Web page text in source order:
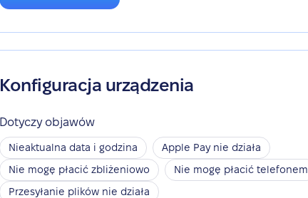
Konfiguracja urządzenia
Dotyczy objawów
Nieaktualna data i godzina
Apple Pay nie działa
Nie mogę płacić zbliżeniowo
Nie mogę płacić telefonem
Przesyłanie plików nie działa